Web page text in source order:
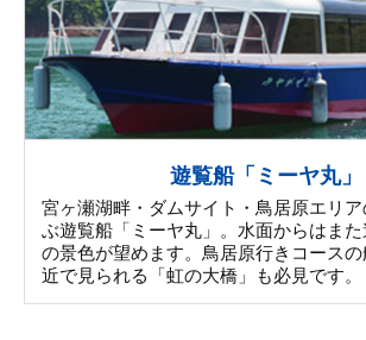
遊覧船「ミーヤ丸」
宮ヶ瀬湖畔・ダムサイト・鳥居原エリ
ぶ遊覧船「ミーヤ丸」。水面からはま
の景色が望めます。鳥居原行きコース
近で見られる「虹の大橋」も必見です。